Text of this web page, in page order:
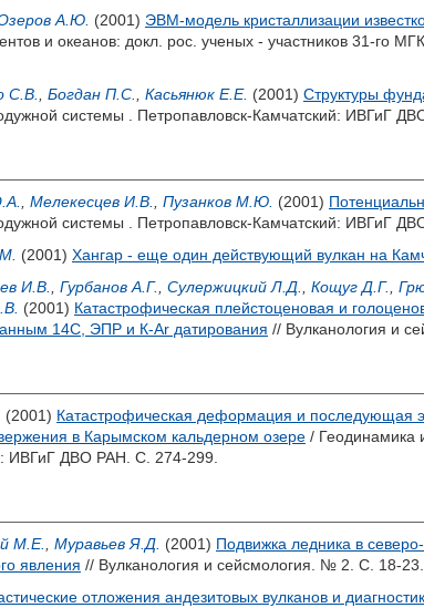
А.Ю. (2001) ЭВМ-модель кристаллизации
и океанов: докл. рос. ученых - участников 31-
С.В. Богдан П.С. Касьянюк Е.Е. (2001) Структуры
системы . Петропавловск-Камчатский: ИВГиГ
Мелекесцев И.В. Пузанков М.Ю. (2001)
системы . Петропавловск-Камчатский: ИВГиГ
(2001) Хангар - еще один действующий вулкан на
И.В. Гурбанов А.Г. Сулержицкий Л.Д. Кощуг Д.Г.
(2001) Катастрофическая плейстоценовая и
14С, ЭПР и К-Ar датирования // Вулканология и
(2001) Катастрофическая деформация и последующая
в Карымском кальдерном озере / Геодинамика
ИВГиГ ДВО РАН. С. 274-299.
М.Е. Муравьев Я.Д. (2001) Подвижка ледника в
явления // Вулканология и сейсмология. № 2. С. 18-23.
отложения андезитовых вулканов и